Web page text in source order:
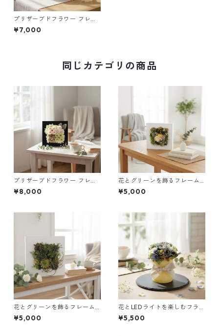
プリザーブドフラワー フレー
ム（ホワイト）｜インテリア
ギフトに
¥7,000
同じカテゴリの商品
プリザーブドフラワー フレー
ム（ブラック）｜インテリア
ギフトに
¥8,000
花とグリーンを飾るフレーム
（ホワイト＆グリーン）｜イ
ンテリアギフトに
¥5,000
花とグリーンを飾るフレーム
（グリーン）｜インテリアギ
フトに
¥5,000
花とLEDライトを楽しむフラワ
ーアレンジ（ブルー）｜イン
テリアギフトに
¥5,500